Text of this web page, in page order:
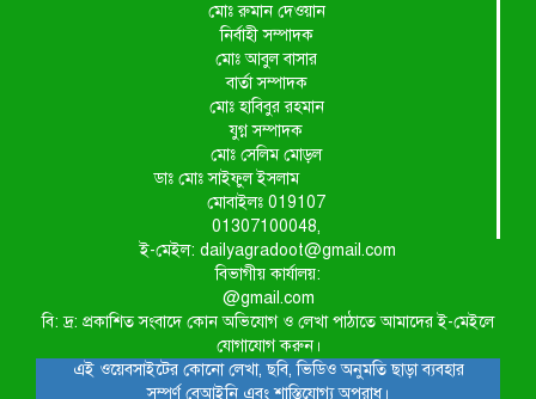
মোঃ রুমান দেওয়ান
নির্বাহী সম্পাদক
মোঃ আবুল বাসার
বার্তা সম্পাদক
মোঃ হাবিবুর রহমান
যুগ্ন সম্পাদক
মোঃ সেলিম মোড়ল
ডাঃ মোঃ সাইফুল ইসলাম
মোবাইলঃ 019107
01307100048,
ই-মেইল: dailyagradoot@gmail.com
বিভাগীয় কার্যালয়:
@gmail.com
বি: দ্র: প্রকাশিত সংবাদে কোন অভিযোগ ও লেখা পাঠাতে আমাদের ই-মেইলে
যোগাযোগ করুন।
এই ওয়েবসাইটের কোনো লেখা, ছবি, ভিডিও অনুমতি ছাড়া ব্যবহার
সম্পূর্ণ বেআইনি এবং শাস্তিযোগ্য অপরাধ।